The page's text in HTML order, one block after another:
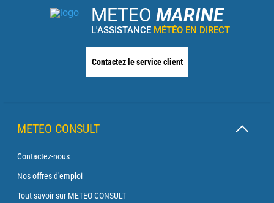
METEO MARINE
L'ASSISTANCE MÉTÉO EN DIRECT
Contactez le service client
METEO CONSULT
Contactez-nous
Nos offres d'emploi
Tout savoir sur METEO CONSULT